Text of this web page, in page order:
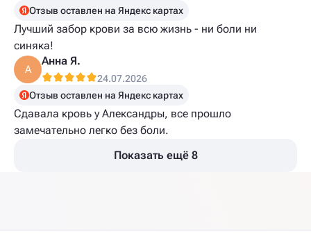
Отзыв оставлен на Яндекс картах
Лучший забор крови за всю жизнь - ни боли ни
синяка!
А
Анна Я.
24.07.2026
Отзыв оставлен на Яндекс картах
Сдавала кровь у Александры, все прошло
замечательно легко без боли.
Показать ещё 8